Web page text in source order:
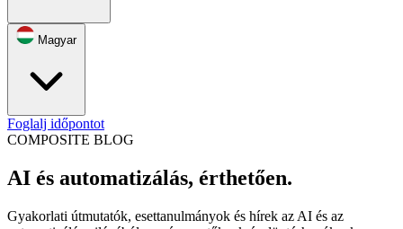
Magyar
Foglalj időpontot
COMPOSITE BLOG
AI és automatizálás, érthetően.
Gyakorlati útmutatók, esettanulmányok és hírek az AI és az